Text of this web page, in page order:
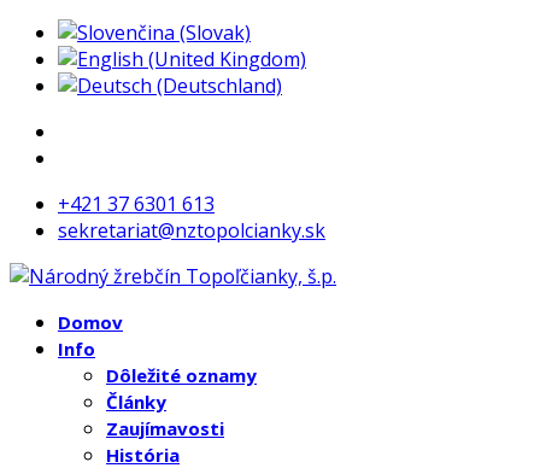
+421 37 6301 613
sekretariat@nztopolcianky.sk
Domov
Info
Dôležité oznamy
Články
Zaujímavosti
História